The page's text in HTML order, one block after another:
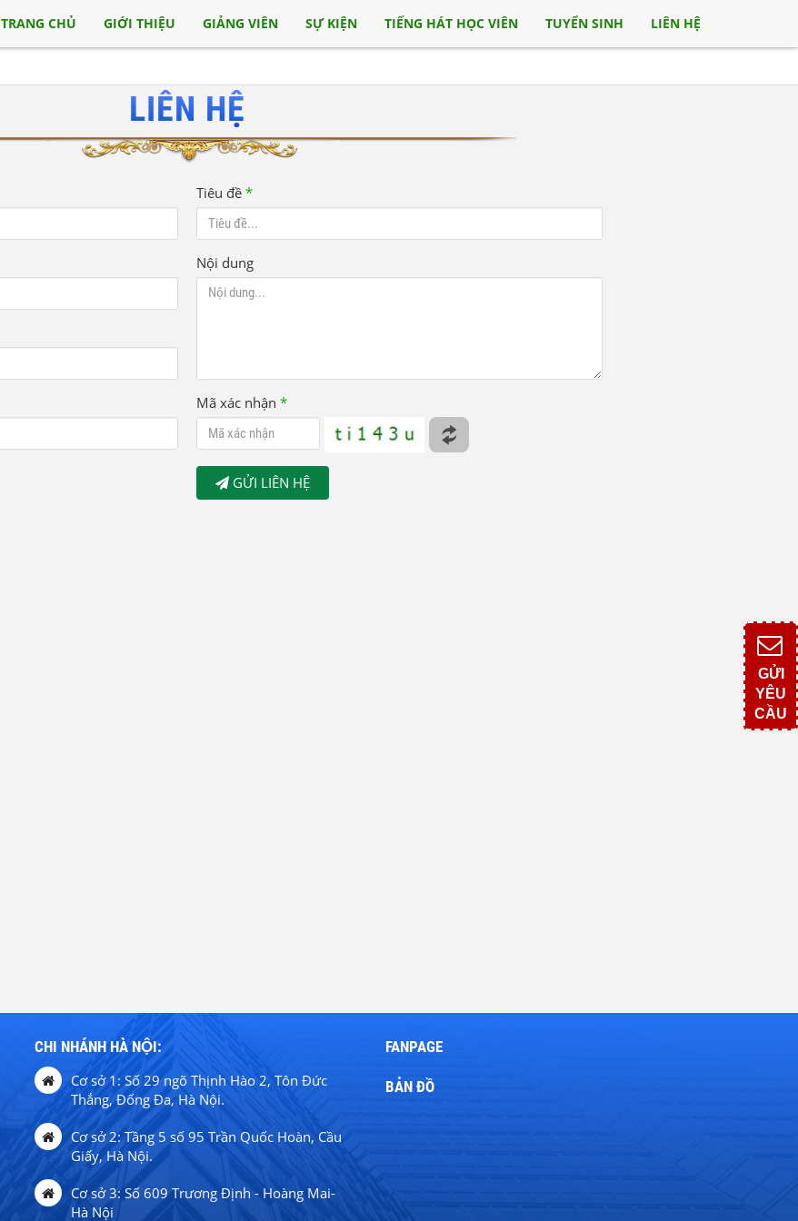
TRANG CHỦ GIỚI THIỆU GIẢNG VIÊN SỰ KIỆN TIẾNG HÁT HỌC VIÊN TUYỂN SINH LIÊN HỆ
LIÊN HỆ
Tiêu đề *
Nội dung
Mã xác nhận *
GỬI LIÊN HỆ
CHI NHÁNH HÀ NỘI:
Cơ sở 1: Số 29 ngõ Thịnh Hào 2, Tôn Đức
Thắng, Đống Đa, Hà Nội.
Cơ sở 2: Tầng 5 số 95 Trần Quốc Hoàn, Cầu
Giấy, Hà Nội.
Cơ sở 3: Số 609 Trương Định - Hoàng Mai-
Hà Nội
FANPAGE
BẢN ĐỒ
GỬI
YÊU
CẦU